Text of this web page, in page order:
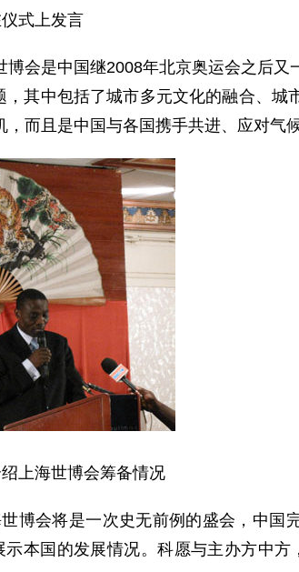
式上发言
是中国继2008年北京奥运会之后又
其中包括了城市多元文化的融合、城
而且是中国与各国携手共进、应对气
上海世博会筹备情况
会将是一次史无前例的盛会，中国
本国的发展情况。科愿与主办方中方